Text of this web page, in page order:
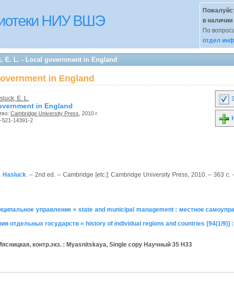
НИУ ВШЭ
в наличии
По
отдел
E. L. - Local government in England
in England
E. L.
in England
Cambridge University Press , 2010 г.
521-14391-2
Hasluck. – 2nd ed. – Cambridge [etc.]: Cambridge University Press, 2010. – 363 с.
управление = state and municipal management : местное
отдельных государств = history of individual regions and countries [94(1/9)]
контр.экз. : Myasnitskaya, Single copy Научный 35 H33